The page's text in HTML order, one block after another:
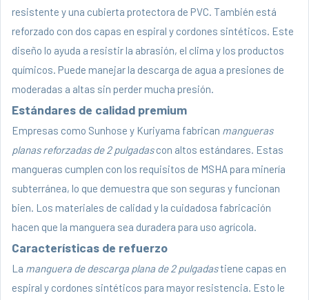
resistente y una cubierta protectora de PVC. También está
reforzado con dos capas en espiral y cordones sintéticos. Este
diseño lo ayuda a resistir la abrasión, el clima y los productos
químicos. Puede manejar la descarga de agua a presiones de
moderadas a altas sin perder mucha presión.
Estándares de calidad premium
Empresas como Sunhose y Kuriyama fabrican mangueras
planas reforzadas de 2 pulgadascon altos estándares. Estas
mangueras cumplen con los requisitos de MSHA para minería
subterránea, lo que demuestra que son seguras y funcionan
bien. Los materiales de calidad y la cuidadosa fabricación
hacen que la manguera sea duradera para uso agrícola.
Características de refuerzo
La manguera de descarga plana de 2 pulgadastiene capas en
espiral y cordones sintéticos para mayor resistencia. Esto le